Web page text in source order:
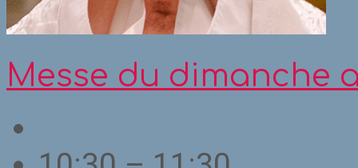
Messe du dimanche